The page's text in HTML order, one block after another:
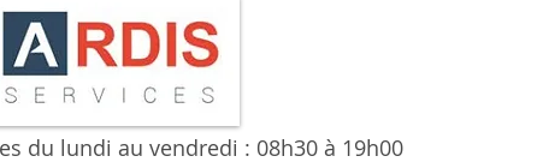
du lundi au vendredi : 08h30 à 19h00